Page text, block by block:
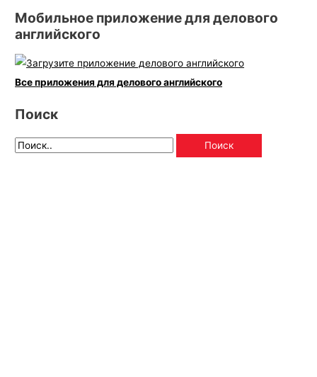
Мобильное приложение для делового
английского
Все приложения для делового английского
Поиск